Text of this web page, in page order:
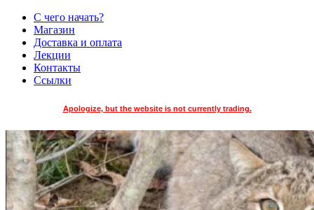
С чего начать?
Магазин
Доставка и оплата
Лекции
Контакты
Ссылки
Apologize, but the website is not currently trading.